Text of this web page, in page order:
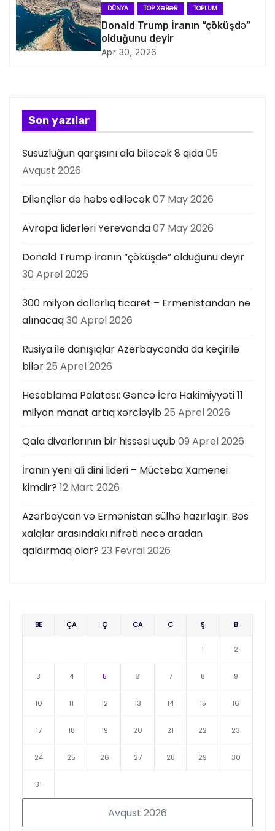
a
s
a
ı
DÜNYA TOP XƏBƏR TOPLUM
Donald Trump İranın “çöküşdə”
olduğunu deyir
Apr 30, 2026
Son yazılar
Susuzluğun qarşısını ala biləcək 8 qida05
Avqust 2026
Dilənçilər də həbs ediləcək07 May 2026
Avropa liderləri Yerevanda07 May 2026
Donald Trump İranın “çöküşdə” olduğunu deyir
30 Aprel 2026
300 milyon dollarlıq ticarət – Ermənistandan nə
alınacaq30 Aprel 2026
Rusiya ilə danışıqlar Azərbaycanda da keçirilə
bilər25 Aprel 2026
Hesablama Palatası: Gəncə İcra Hakimiyyəti 11
milyon manat artıq xərcləyib25 Aprel 2026
Qala divarlarının bir hissəsi uçub09 Aprel 2026
İranın yeni ali dini lideri – Müctəba Xamenei
kimdir? 12 Mart 2026
Azərbaycan və Ermənistan sülhə hazırlaşır. Bəs
xalqlar arasındakı nifrəti necə aradan
qaldırmaq olar? 23 Fevral 2026
Avqust 2026
BE ÇA Ç CA C Ş B
1 2
3 4 5 6 7 8 9
10 11 12 13 14 15 16
17 18 19 20 21 22 23
24 25 26 27 28 29 30
31